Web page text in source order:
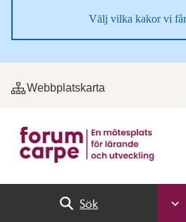
Välj vilka kakor vi
Webbplatskarta
Sök